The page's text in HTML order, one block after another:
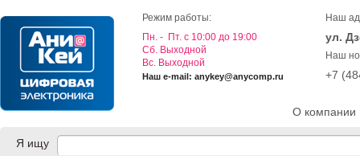
О компании
Режим работы:
Пн. - Пт. с 10:00 до 19:00
Cб. Выходной
Вс. Выходной
Наш e-mail: anykey@anycomp.ru
Наш
ул.
Наш
+7
Я ищу